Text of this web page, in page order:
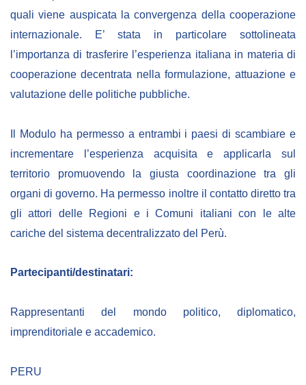
quali viene auspicata la convergenza della cooperazione
internazionale. E’ stata in particolare sottolineata
l’importanza di trasferire l’esperienza italiana in materia di
cooperazione decentrata nella formulazione, attuazione e
valutazione delle politiche pubbliche.
Il Modulo ha permesso a entrambi i paesi di scambiare e
incrementare l’esperienza acquisita e applicarla sul
territorio promuovendo la giusta coordinazione tra gli
organi di governo. Ha permesso inoltre il contatto diretto tra
gli attori delle Regioni e i Comuni italiani con le alte
cariche del sistema decentralizzato del Perù.
Partecipanti/destinatari:
Rappresentanti del mondo politico, diplomatico,
imprenditoriale e accademico.
PERU